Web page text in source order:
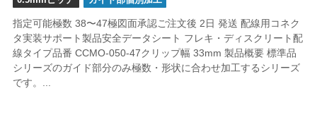
指定可能極数 38〜47極図面承認ご注文後 2日 発送 配線用コネク
タ実装サポート製品安全データシート フレキ・ディスクリート配
線タイプ品番 CCMO-050-47クリップ幅 33mm 製品概要 標準品
シリーズのガイド部分のみ極数・形状に合わせ加工するシリーズ
です。...